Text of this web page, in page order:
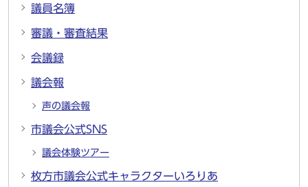
議員名簿
審議・審査結果
会議録
議会報
声の議会報
市議会公式SNS
議会体験ツアー
枚方市議会公式キャラクターいろりあ